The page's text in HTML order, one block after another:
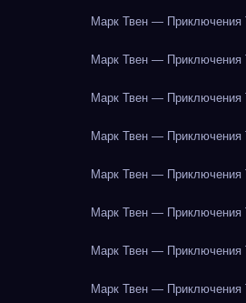
Марк Твен — Приключения
Марк Твен — Приключения
Марк Твен — Приключения
Марк Твен — Приключения
Марк Твен — Приключения
Марк Твен — Приключения
Марк Твен — Приключения
Марк Твен — Приключения